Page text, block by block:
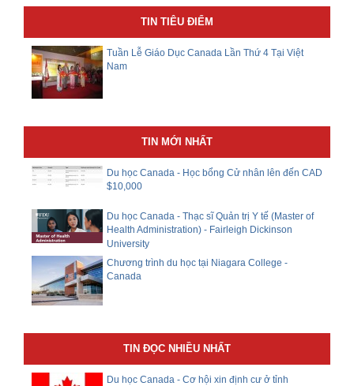
TIN TIÊU ĐIỂM
Tuần Lễ Giáo Dục Canada Lần Thứ 4 Tại Việt
Nam
TIN MỚI NHẤT
Du học Canada - Học bổng Cử nhân lên đến CAD
$10,000
Du học Canada - Thạc sĩ Quản trị Y tế (Master of
Health Administration) - Fairleigh Dickinson
University
Chương trình du học tại Niagara College -
Canada
TIN ĐỌC NHIỀU NHẤT
Du học Canada - Cơ hội xin định cư ở tỉnh